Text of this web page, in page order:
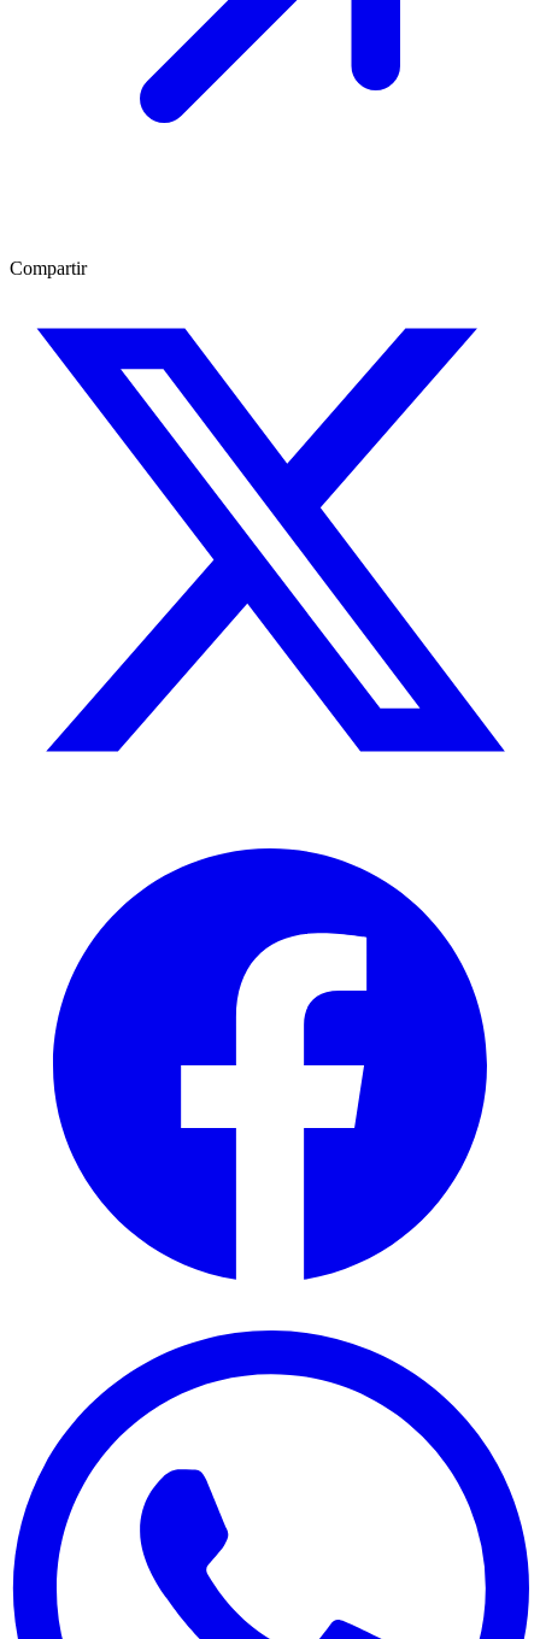
Compartir